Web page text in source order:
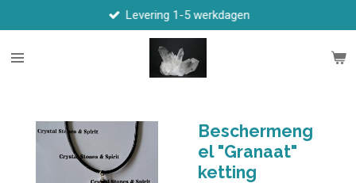
direct
naar
Levering 1-5 werkdagen
Beschermeng
el "Granaat"
ketting